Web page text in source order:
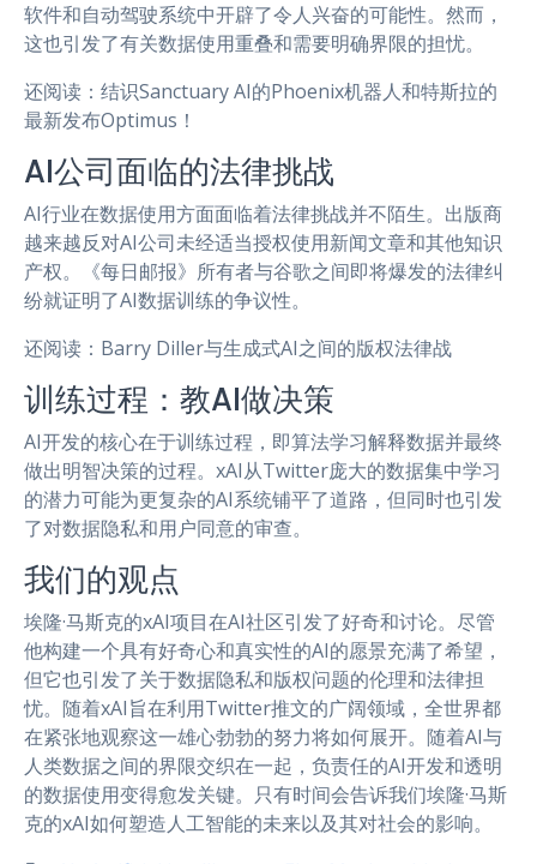
软件和自动驾驶系统中开辟了令人兴奋的可能性。然而，
这也引发了有关数据使用重叠和需要明确界限的担忧。
还阅读：结识Sanctuary AI的Phoenix机器人和特斯拉的
最新发布Optimus！
AI公司面临的法律挑战
AI行业在数据使用方面面临着法律挑战并不陌生。出版商
越来越反对AI公司未经适当授权使用新闻文章和其他知识
产权。《每日邮报》所有者与谷歌之间即将爆发的法律纠
纷就证明了AI数据训练的争议性。
还阅读：Barry Diller与生成式AI之间的版权法律战
训练过程：教AI做决策
AI开发的核心在于训练过程，即算法学习解释数据并最终
做出明智决策的过程。xAI从Twitter庞大的数据集中学习
的潜力可能为更复杂的AI系统铺平了道路，但同时也引发
了对数据隐私和用户同意的审查。
我们的观点
埃隆·马斯克的xAI项目在AI社区引发了好奇和讨论。尽管
他构建一个具有好奇心和真实性的AI的愿景充满了希望，
但它也引发了关于数据隐私和版权问题的伦理和法律担
忧。随着xAI旨在利用Twitter推文的广阔领域，全世界都
在紧张地观察这一雄心勃勃的努力将如何展开。随着AI与
人类数据之间的界限交织在一起，负责任的AI开发和透明
的数据使用变得愈发关键。只有时间会告诉我们埃隆·马斯
克的xAI如何塑造人工智能的未来以及其对社会的影响。